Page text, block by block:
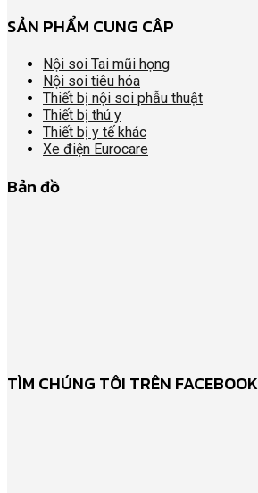
SẢN PHẨM CUNG CÂP
Nội soi Tai mũi họng
Nội soi tiêu hóa
Thiết bị nội soi phẫu thuật
Thiết bị thú y
Thiết bị y tế khác
Xe điện Eurocare
Bản đồ
TÌM CHÚNG TÔI TRÊN FACEBOOK